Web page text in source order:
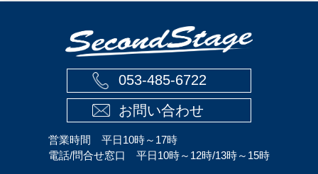
053-485-6722
お問い合わせ
営業時間 平日10時～17時
電話/問合せ窓口 平日10時～12時/13時～15時